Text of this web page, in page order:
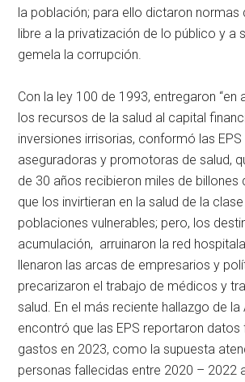
la población; para ello dictaron normas
libre a la privatización de lo público y a
gemela la corrupción.
Con la ley 100 de 1993, entregaron “en
los recursos de la salud al capital
inversiones irrisorias, conformó las
aseguradoras y promotoras de salud,
de 30 años recibieron miles de billones
que los invirtieran en la salud de la
poblaciones vulnerables; pero, los
acumulación, arruinaron la red
llenaron las arcas de empresarios y
precarizaron el trabajo de médicos y
salud. En el más reciente hallazgo de la
encontró que las EPS reportaron datos
gastos en 2023, como la supuesta
personas fallecidas entre 2020 – 2022